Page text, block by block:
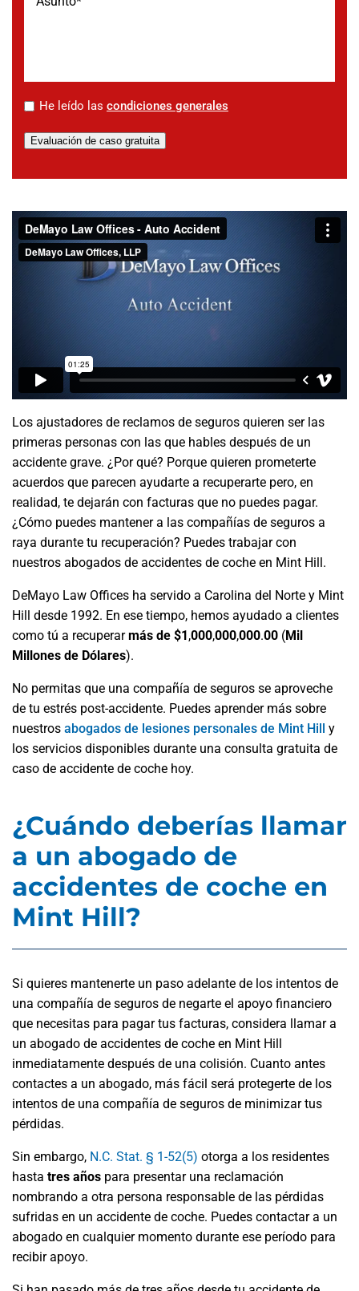
* He leído las condiciones generales
Evaluación de caso gratuita
Los ajustadores de reclamos de seguros quieren ser las
primeras personas con las que hables después de un
accidente grave. ¿Por qué? Porque quieren prometerte
acuerdos que parecen ayudarte a recuperarte pero, en
realidad, te dejarán con facturas que no puedes pagar.
¿Cómo puedes mantener a las compañías de seguros a
raya durante tu recuperación? Puedes trabajar con
nuestros abogados de accidentes de coche en Mint Hill.
DeMayo Law Offices ha servido a Carolina del Norte y Mint
Hill desde 1992. En ese tiempo, hemos ayudado a clientes
como tú a recuperarmás de $1,000,000,000.00 (Mil
Millones de Dólares).
No permitas que una compañía de seguros se aproveche
de tu estrés post-accidente. Puedes aprender más sobre
nuestros abogados de lesiones personales de Mint Hill y
los servicios disponibles durante una consulta gratuita de
caso de accidente de coche hoy.
¿Cuándo deberías llamar
a un abogado de
accidentes de coche en
Mint Hill?
Si quieres mantenerte un paso adelante de los intentos de
una compañía de seguros de negarte el apoyo financiero
que necesitas para pagar tus facturas, considera llamar a
un abogado de accidentes de coche en Mint Hill
inmediatamente después de una colisión. Cuanto antes
contactes a un abogado, más fácil será protegerte de los
intentos de una compañía de seguros de minimizar tus
pérdidas.
Sin embargo, N.C. Stat. § 1-52(5) otorga a los residentes
hasta tres años para presentar una reclamación
nombrando a otra persona responsable de las pérdidas
sufridas en un accidente de coche. Puedes contactar a un
abogado en cualquier momento durante ese período para
recibir apoyo.